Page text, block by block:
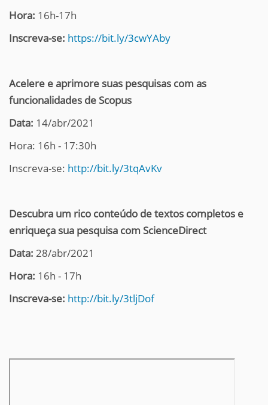
Hora: 16h-17h
Inscreva-se: https://bit.ly/3cwYAby
Acelere e aprimore suas pesquisas com as
funcionalidades de Scopus
Data: 14/abr/2021
Hora: 16h - 17:30h
Inscreva-se: http://bit.ly/3tqAvKv
Descubra um rico conteúdo de textos completos e
enriqueça sua pesquisa com ScienceDirect
Data: 28/abr/2021
Hora: 16h - 17h
Inscreva-se: http://bit.ly/3tljDof